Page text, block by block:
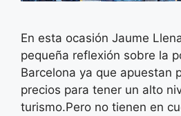
En esta ocasión Jaume
pequeña reflexión sobre la
Barcelona ya que apuestan
precios para tener un alto
turismo.Pero no tienen en